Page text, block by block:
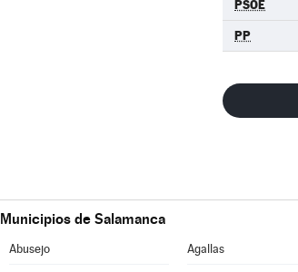
PSOE
PP
Municipios de Salamanca
Abusejo Agallas